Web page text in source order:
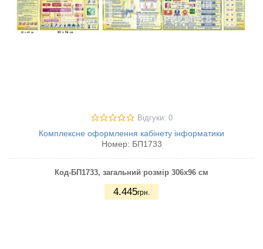
Відгуки: 0
Комплексне оформлення кабінету інформатики
Номер: БП1733
Код-БП1733, загальний розмір 306х96 см
4.445грн.